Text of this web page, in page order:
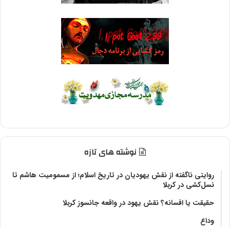
نوشته های تازه
روایتی ناگفته از نقش یهودیان در تاریخ اسلام؛ از مسمومیت هاشم تا
نسل‌کشی در کربلا
حقیقت یا افسانه؟‌ نقش یهود در واقعه جانسوز کربلا
وداع